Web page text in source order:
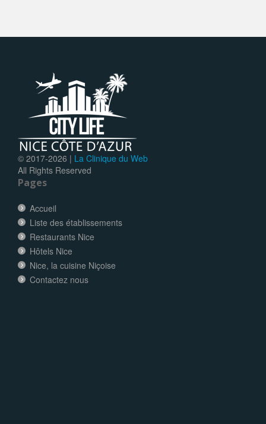
© 2017-2026 | La Clinique du Web
All Rights Reserved
Pages
Accueil
Liste des établissements
Restaurants Nice
Hôtels Nice
Nice, la cuisine Niçoise
Contactez nous